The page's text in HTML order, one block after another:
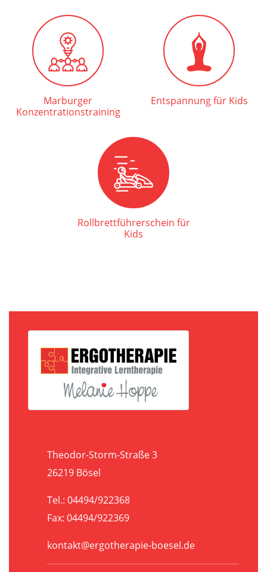
Marburger
Konzentrationstraining
Entspannung für Kids
Rollbrettführerschein für
Kids
Theodor-Storm-Straße 3
26219 Bösel
Tel.: 04494/922368
Fax: 04494/922369
kontakt@ergotherapie-boesel.de